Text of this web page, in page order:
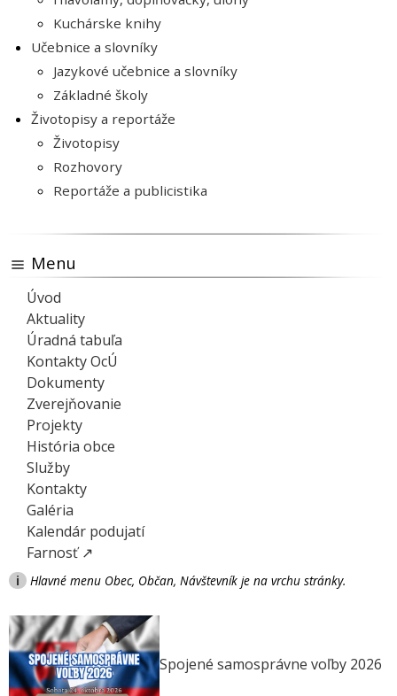
Kuchárske knihy
Učebnice a slovníky
Jazykové učebnice a slovníky
Základné školy
Životopisy a reportáže
Životopisy
Rozhovory
Reportáže a publicistika
Menu
Úvod
Aktuality
Úradná tabuľa
Kontakty OcÚ
Dokumenty
Zverejňovanie
Projekty
História obce
Služby
Kontakty
Galéria
Kalendár podujatí
Farnosť ↗
i Hlavné menu Obec, Občan, Návštevník je na vrchu stránky.
Spojené samosprávne voľby 2026